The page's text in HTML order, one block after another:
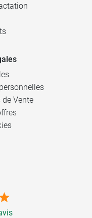
Vente